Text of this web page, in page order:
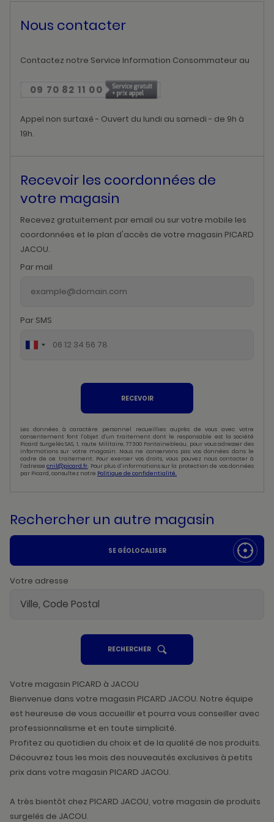
Nous contacter
Contactez notre Service Information Consommateur au
09 70 82 11 00
Appel non surtaxé - Ouvert du lundi au samedi - de 9h à
19h.
Recevoir les coordonnées de
votre magasin
Recevez gratuitement par email ou sur votre mobile les
coordonnées et le plan d'accès de votre magasin PICARD
JACOU.
Par mail
Par SMS
RECEVOIR
Les données à caractère personnel recueillies auprès de vous avec votre
consentement font l’objet d’un traitement dont le responsable est la société
Picard Surgelés SAS, 1, route Militaire, 77300 Fontainebleau, pour vous adresser des
informations sur votre magasin. Nous ne conservons pas vos données dans le
cadre de ce traitement. Pour exercer vos droits, vous pouvez nous contacter à
l’adressecnil@picard.fr. Pour plus d’informations sur la protection de vos données
par Picard, consultez notre Politique de confidentialité.
Rechercher un autre magasin
SE GÉOLOCALISER
Votre adresse
RECHERCHERUN
POINT
VENTE
Votre magasin PICARD à JACOU
Bienvenue dans votre magasin PICARD JACOU. Notre équipe
est heureuse de vous accueillir et pourra vous conseiller avec
professionnalisme et en toute simplicité.
Profitez au quotidien du choix et de la qualité de nos produits.
Découvrez tous les mois des nouveautés exclusives à petits
prix dans votre magasin PICARD JACOU.
A très bientôt chez PICARD JACOU, votre magasin de produits
surgelés de JACOU.